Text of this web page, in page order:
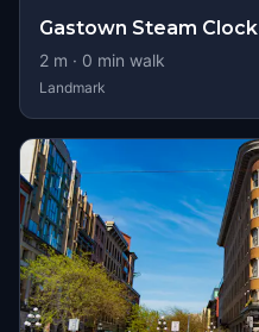
Gastown Steam Clock
2 m · 0 min walk
Landmark